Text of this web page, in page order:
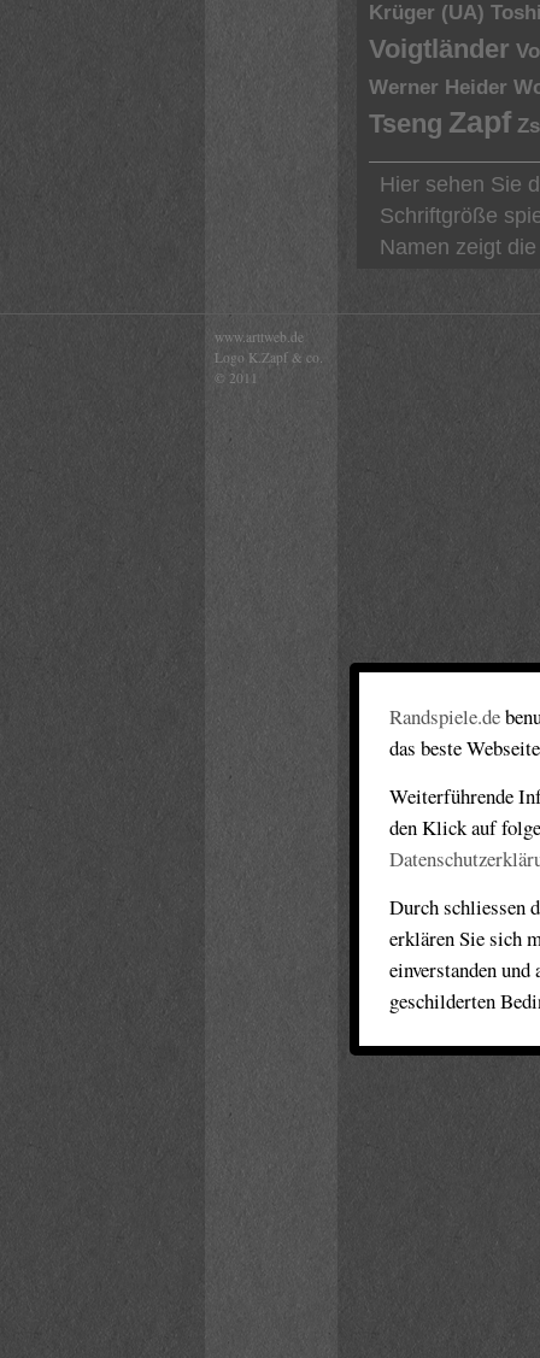
Krüger (UA)
Voigtländer
Werner Heider
Tseng Zapf
Hier sehen Sie
Schriftgröße
Namen zeigt
www.arttweb.de
Logo K.Zapf & co.
© 2011
Randspiele.de
das beste
Weiterführende
den Klick auf
Durch schliessen
erklären Sie sich
einverstanden
geschilderten